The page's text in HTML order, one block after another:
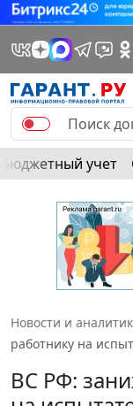
Бюджетный учет
Новости и
работнику на
ВС РФ: